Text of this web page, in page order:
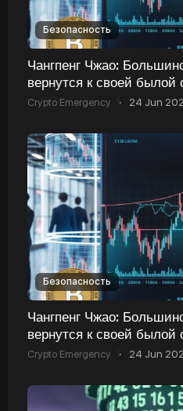
Безопасность
Чангпенг Чжао:
вернутся к своей былой
Crypto Emergency · 24 Jun
Безопасность
Чангпенг Чжао:
вернутся к своей былой
Crypto Emergency · 24 Jun